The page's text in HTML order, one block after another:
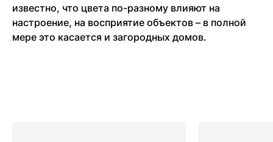
известно, что цвета по-разному влияют на
настроение, на восприятие объектов – в полной
мере это касается и загородных домов.